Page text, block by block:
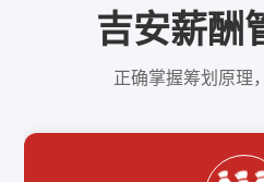
吉安薪酬
正确掌握筹划原理